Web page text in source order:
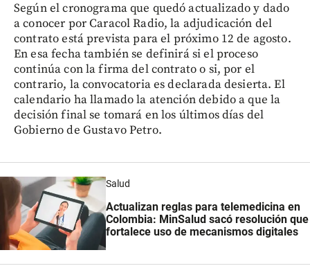
Según el cronograma que quedó actualizado y dado
a conocer por Caracol Radio, la adjudicación del
contrato está prevista para el próximo 12 de agosto.
En esa fecha también se definirá si el proceso
continúa con la firma del contrato o si, por el
contrario, la convocatoria es declarada desierta. El
calendario ha llamado la atención debido a que la
decisión final se tomará en los últimos días del
Gobierno de Gustavo Petro.
Salud
Actualizan reglas para telemedicina en
Colombia: MinSalud sacó resolución que
fortalece uso de mecanismos digitales